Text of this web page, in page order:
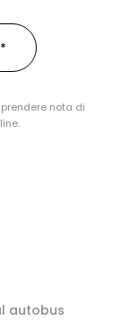
nota di
autobus